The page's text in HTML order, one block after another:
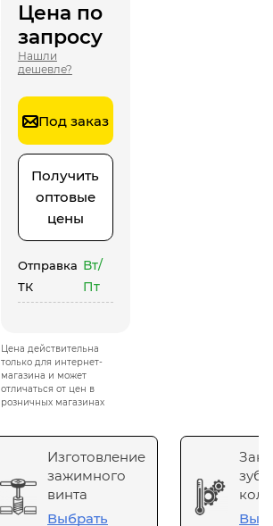
Цена по
запросу
Нашли
дешевле?
Под заказ
Получить
оптовые
цены
Отправка
ТК
Вт/
Пт
Цена действительна
только для интернет-
магазина и может
отличаться от цен в
розничных магазинах
Изготовление
зажимного
винта
Выбрать